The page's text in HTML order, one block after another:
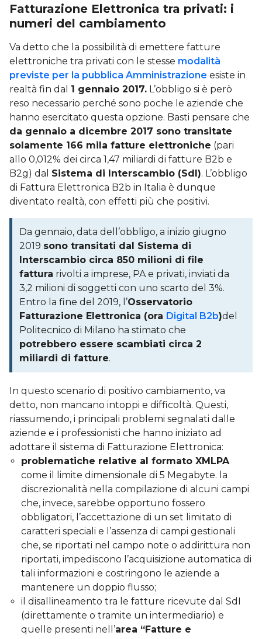
Fatturazione Elettronica tra privati: i
numeri del cambiamento
Va detto che la possibilità di emettere fatture
elettroniche tra privati con le stesse modalità
previste per la pubblica Amministrazione esiste in
realtà fin dal 1 gennaio 2017. L’obbligo si è però
reso necessario perché sono poche le aziende che
hanno esercitato questa opzione. Basti pensare che
da gennaio a dicembre 2017 sono transitate
solamente 166 mila fatture elettroniche (pari
allo 0,012% dei circa 1,47 miliardi di fatture B2b e
B2g) dal Sistema di Interscambio (SdI). L’obbligo
di Fattura Elettronica B2b in Italia è dunque
diventato realtà, con effetti più che positivi.
Da gennaio, data dell’obbligo, a inizio giugno
2019 sono transitati dal Sistema di
Interscambio circa 850 milioni di file
fattura rivolti a imprese, PA e privati, inviati da
3,2 milioni di soggetti con uno scarto del 3%.
Entro la fine del 2019, l’Osservatorio
Fatturazione Elettronica (ora Digital B2b)del
Politecnico di Milano ha stimato che
potrebbero essere scambiati circa 2
miliardi di fatture.
In questo scenario di positivo cambiamento, va
detto, non mancano intoppi e difficoltà. Questi,
riassumendo, i principali problemi segnalati dalle
aziende e i professionisti che hanno iniziato ad
adottare il sistema di Fatturazione Elettronica:
problematiche relative al formato XMLPA
come il limite dimensionale di 5 Megabyte. la
discrezionalità nella compilazione di alcuni campi
che, invece, sarebbe opportuno fossero
obbligatori, l’accettazione di un set limitato di
caratteri speciali e l’assenza di campi gestionali
che, se riportati nel campo note o addirittura non
riportati, impediscono l’acquisizione automatica di
tali informazioni e costringono le aziende a
mantenere un doppio flusso;
il disallineamento tra le fatture ricevute dal SdI
(direttamente o tramite un intermediario) e
quelle presenti nell’area “Fatture e